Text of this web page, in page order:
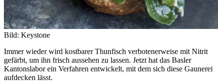
Bild: Keystone
Immer wieder wird kostbarer Thunfisch verbotenerweise mit Nitrit
gefärbt, um ihn frisch aussehen zu lassen. Jetzt hat das Basler
Kantonslabor ein Verfahren entwickelt, mit dem sich diese Gaunerei
aufdecken lässt.